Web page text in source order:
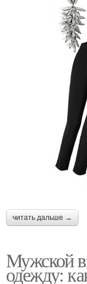
читать дальше →
Мужской
одежду: